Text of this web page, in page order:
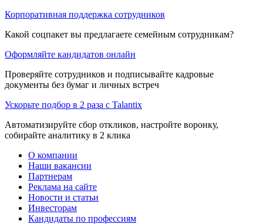
Корпоративная поддержка сотрудников
Какой соцпакет вы предлагаете семейным сотрудникам?
Оформляйте кандидатов онлайн
Проверяйте сотрудников и подписывайте кадровые
документы без бумаг и личных встреч
Ускорьте подбор в 2 раза с Talantix
Автоматизируйте сбор откликов, настройте воронку,
собирайте аналитику в 2 клика
О компании
Наши вакансии
Партнерам
Реклама на сайте
Новости и статьи
Инвесторам
Кандидаты по профессиям